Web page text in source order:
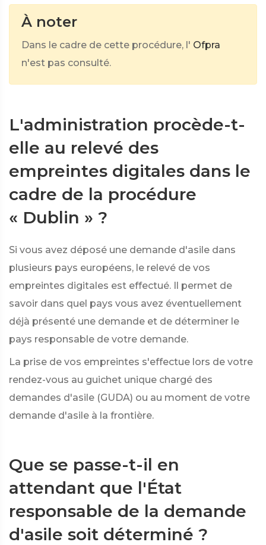
À noter
Dans le cadre de cette procédure, l' Ofpra
n'est pas consulté.
L'administration procède-t-
elle au relevé des
empreintes digitales dans le
cadre de la procédure
« Dublin » ?
Si vous avez déposé une demande d'asile dans
plusieurs pays européens, le relevé de vos
empreintes digitales est effectué. Il permet de
savoir dans quel pays vous avez éventuellement
déjà présenté une demande et de déterminer le
pays responsable de votre demande.
La prise de vos empreintes s'effectue lors de votre
rendez-vous au guichet unique chargé des
demandes d'asile (GUDA) ou au moment de votre
demande d'asile à la frontière.
Que se passe-t-il en
attendant que l'État
responsable de la demande
d'asile soit déterminé ?